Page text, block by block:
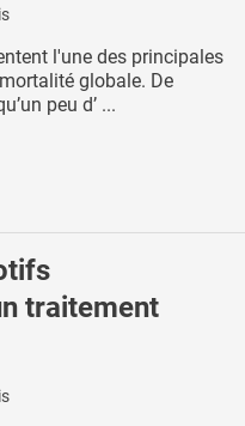
l'une des principales
globale. De
peu d’ ...
traitement